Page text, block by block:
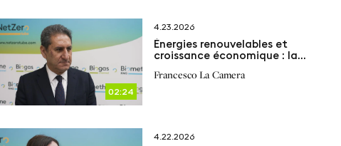
02:24
4.23.2026
Énergies renouvelables et
croissance économique : la
Francesco La Camera
4.22.2026